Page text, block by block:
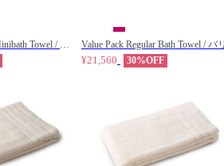
¥21,560 30%OFF